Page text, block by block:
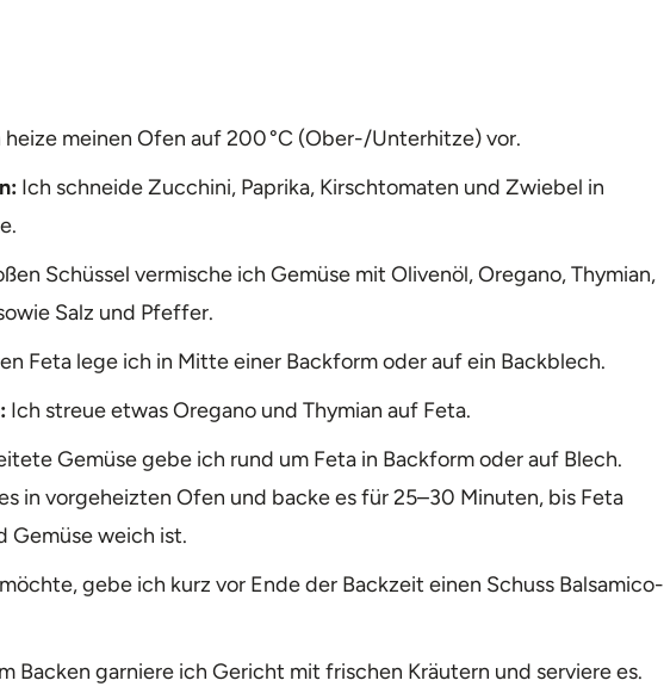
heize meinen Ofen auf 200 °C (Ober-/Unterhitze) vor.
Ich schneide Zucchini, Paprika, Kirschtomaten und Zwiebel in
Schüssel vermische ich Gemüse mit Olivenöl, Oregano, Thymian,
Salz und Pfeffer.
Feta lege ich in Mitte einer Backform oder auf ein Backblech.
Ich streue etwas Oregano und Thymian auf Feta.
Gemüse gebe ich rund um Feta in Backform oder auf Blech.
in vorgeheizten Ofen und backe es für 25–30 Minuten, bis Feta
Gemüse weich ist.
gebe ich kurz vor Ende der Backzeit einen Schuss Balsamico-
Backen garniere ich Gericht mit frischen Kräutern und serviere es.